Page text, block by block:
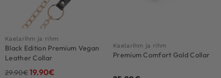
Kaelarihm ja rihm
Black Edition Premium Vegan
Leather Collar
29.90€19.90€
Kaelarihm ja rihm
Premium Comfort Gold Collar